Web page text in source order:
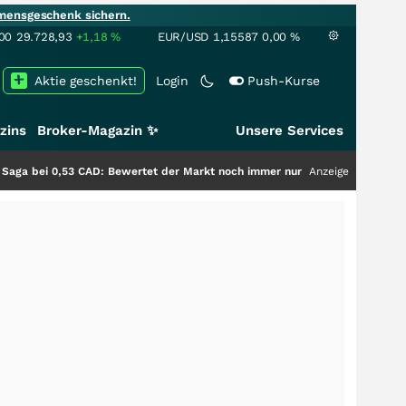
sichern.
29.728,93 +1,18% EUR/USD 1,15587 0,00 %
Login Push-Kurse
Aktie geschenkt!
Broker-Magazin ✨ Unsere Services
CAD: Bewertet der Markt noch immer nur die Hälfte der Story?
Anzeige